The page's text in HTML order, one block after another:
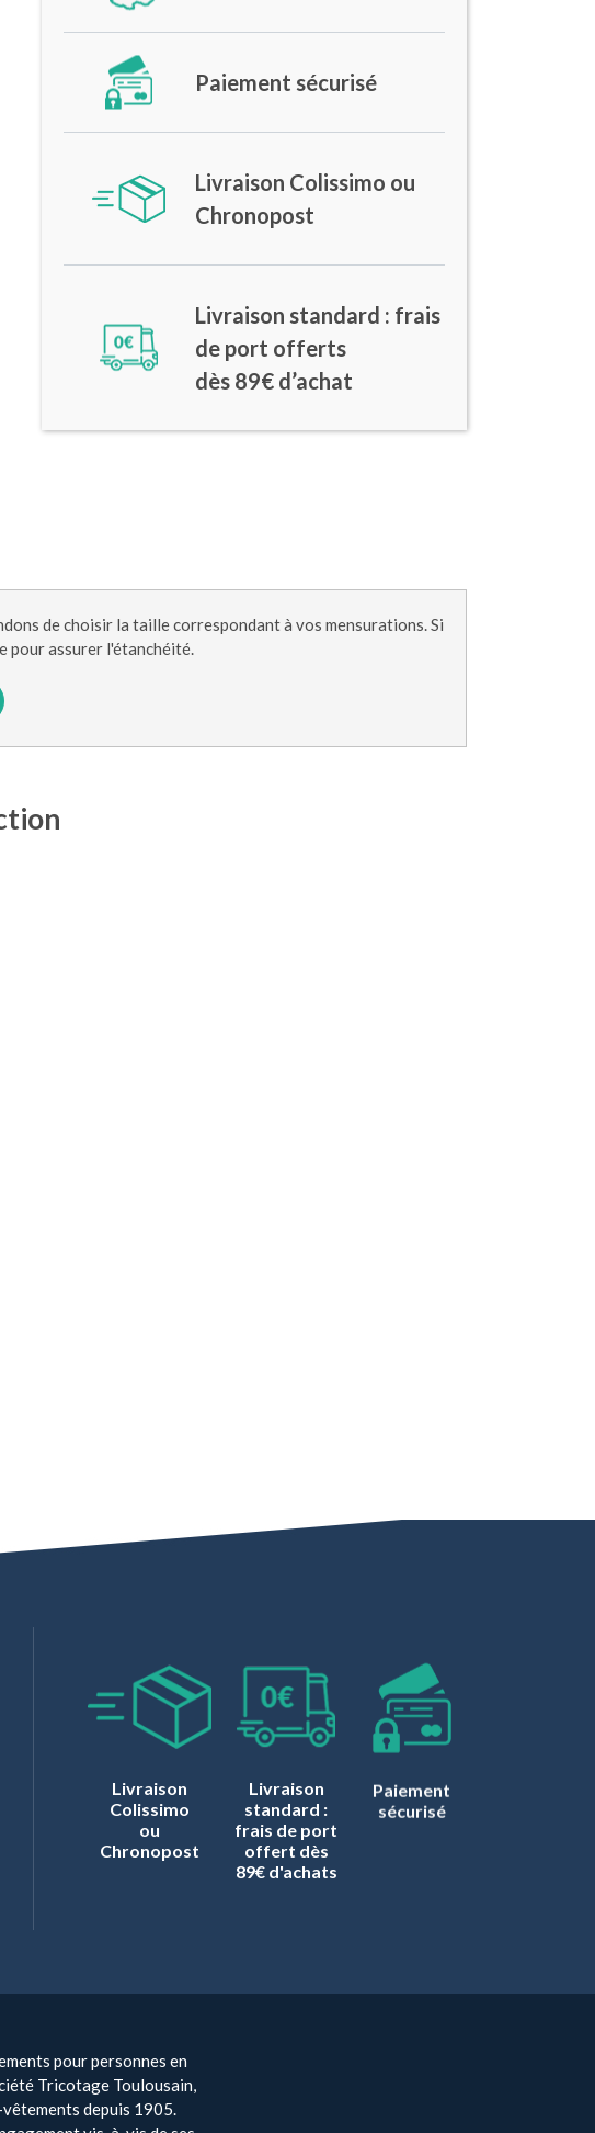
Paiement sécurisé
Livraison Colissimo ou
Chronopost
Livraison standard : frais
de port offerts
dès 89€ d’achat
de choisir la taille correspondant à vos mensurations. Si
pour assurer l'étanchéité.
Livraison
Colissimo
ou
Chronopost
Livraison
standard :
frais de port
offert dès
89€ d'achats
Paiement
sécurisé
pour personnes en
Tricotage Toulousain,
depuis 1905.